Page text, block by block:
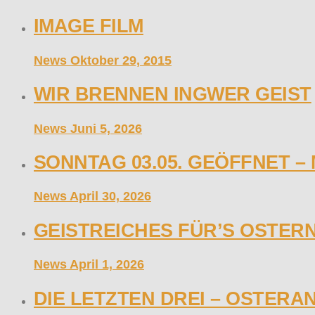
IMAGE FILM
News Oktober 29, 2015
WIR BRENNEN INGWER GEIST
News Juni 5, 2026
SONNTAG 03.05. GEÖFFNET –
News April 30, 2026
GEISTREICHES FÜR’S
News April 1, 2026
DIE LETZTEN DREI –